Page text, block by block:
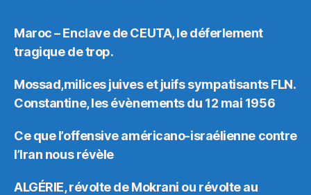
Maroc – Enclave de CEUTA, le déferlement
tragique de trop.
Mossad,milices juives et juifs sympatisants FLN.
Constantine, les évènements du 12 mai 1956
Ce que l’offensive américano-israélienne contre
l’Iran nous révèle
ALGÉRIE, révolte de Mokrani ou révolte au